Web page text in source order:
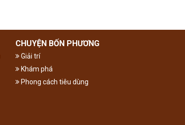
CHUYỆN BỐN PHƯƠNG
Giải trí
Khám phá
Phong cách tiêu dùng